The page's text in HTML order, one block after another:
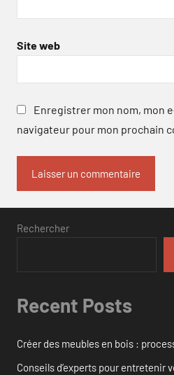
Site web
Enregistrer mon nom, mon
navigateur pour mon prochain
Rechercher
Recent Posts
Créer des meubles en bois :
Conseils d’experts pour entretenir